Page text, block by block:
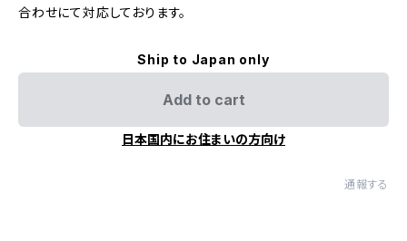
合わせにて対応しております。
Ship to Japan only
Add to cart
日本国内にお住まいの方向け
通報する